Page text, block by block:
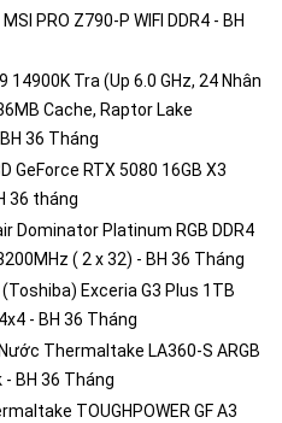
PRO Z790-P WIFI DDR4 - BH
14900K Tra (Up 6.0 GHz, 24 Nhân
Cache, Raptor Lake
36 Tháng
GeForce RTX 5080 16GB X3
36 tháng
Dominator Platinum RGB DDR4
( 2 x 32) - BH 36 Tháng
(Toshiba) Exceria G3 Plus 1TB
- BH 36 Tháng
Thermaltake LA360-S ARGB
- BH 36 Tháng
TOUGHPOWER GF A3